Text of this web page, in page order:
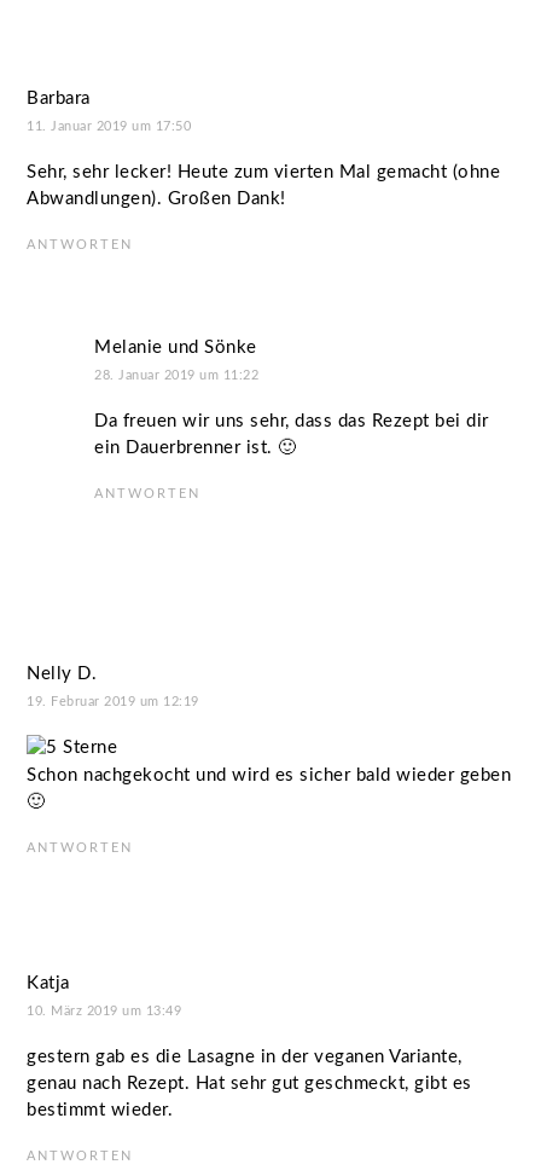
Barbara
11. Januar 2019 um 17:50
Sehr, sehr lecker! Heute zum vierten Mal gemacht (ohne
Abwandlungen). Großen Dank!
ANTWORTEN
Melanie und Sönke
28. Januar 2019 um 11:22
Da freuen wir uns sehr, dass das Rezept bei dir
ein Dauerbrenner ist. 🙂
ANTWORTEN
Nelly D.
19. Februar 2019 um 12:19
Schon nachgekocht und wird es sicher bald wieder geben
🙂
ANTWORTEN
Katja
10. März 2019 um 13:49
gestern gab es die Lasagne in der veganen Variante,
genau nach Rezept. Hat sehr gut geschmeckt, gibt es
bestimmt wieder.
ANTWORTEN